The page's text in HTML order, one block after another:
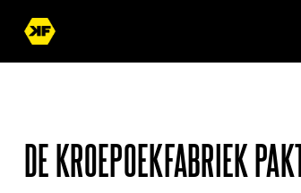
DE KROEPOEKFABRIEK